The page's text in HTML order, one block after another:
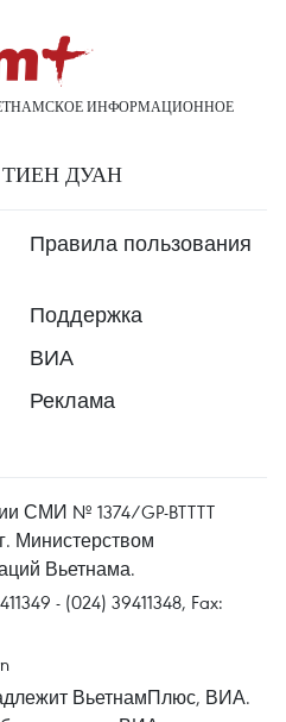
ИНФОРМАЦИОННОЕ
ТИЕН ДУАН
Правила пользования
Поддержка
ВИА
Реклама
СМИ № 1374/GP-BTTTT
Министерством
Вьетнама.
- (024) 39411348, Fax:
ВьетнамПлюс, ВИА.